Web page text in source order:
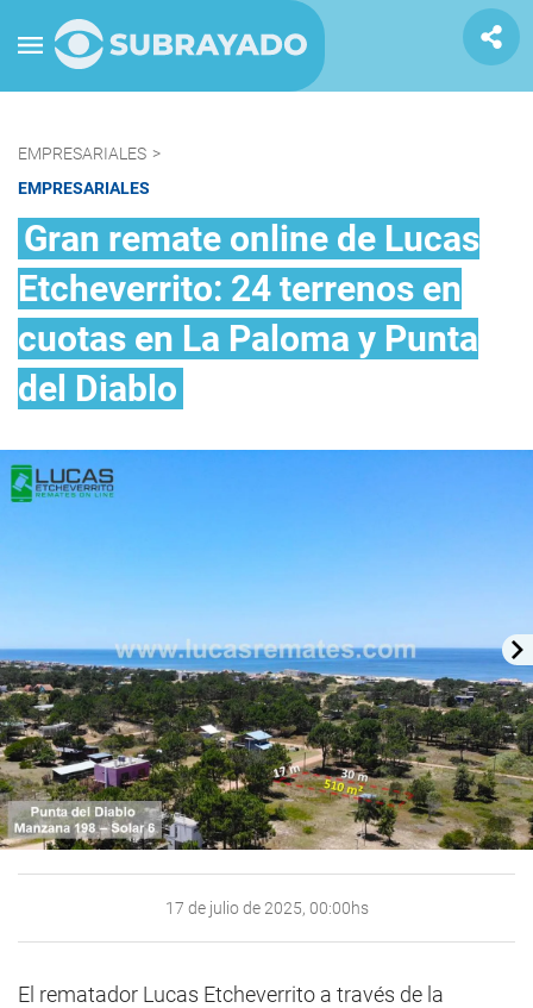
EMPRESARIALES >
EMPRESARIALES
Gran remate online de Lucas
Etcheverrito: 24 terrenos en
cuotas en La Paloma y Punta
del Diablo
17 de julio de 2025, 00:00hs
El rematador Lucas Etcheverrito a través de la